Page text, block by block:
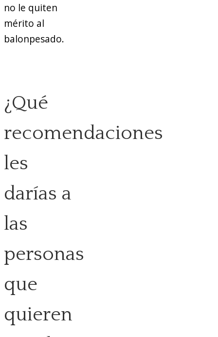
no le quiten
mérito al
balonpesado.
¿Qué
recomendaciones
les
darías a
las
personas
que
quieren